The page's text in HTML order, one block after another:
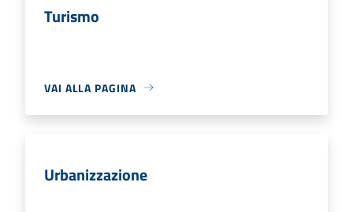
Turismo
VAI ALLA PAGINA
Urbanizzazione